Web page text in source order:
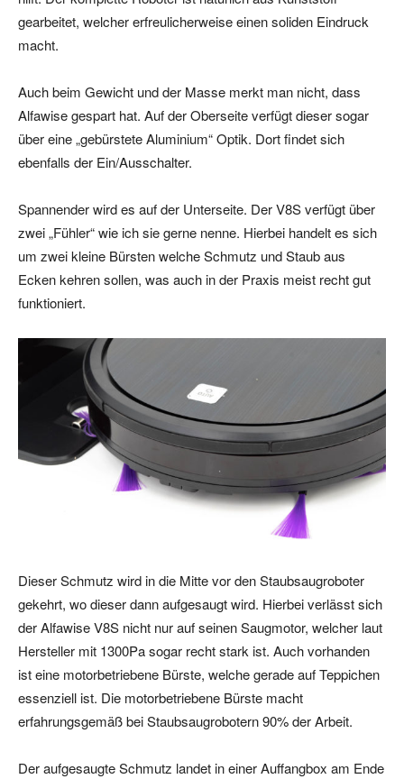
gearbeitet, welcher erfreulicherweise einen soliden Eindruck
macht.
Auch beim Gewicht und der Masse merkt man nicht, dass
Alfawise gespart hat. Auf der Oberseite verfügt dieser sogar
über eine „gebürstete Aluminium“ Optik. Dort findet sich
ebenfalls der Ein/Ausschalter.
Spannender wird es auf der Unterseite. Der V8S verfügt über
zwei „Fühler“ wie ich sie gerne nenne. Hierbei handelt es sich
um zwei kleine Bürsten welche Schmutz und Staub aus
Ecken kehren sollen, was auch in der Praxis meist recht gut
funktioniert.
Dieser Schmutz wird in die Mitte vor den Staubsaugroboter
gekehrt, wo dieser dann aufgesaugt wird. Hierbei verlässt sich
der Alfawise V8S nicht nur auf seinen Saugmotor, welcher laut
Hersteller mit 1300Pa sogar recht stark ist. Auch vorhanden
ist eine motorbetriebene Bürste, welche gerade auf Teppichen
essenziell ist. Die motorbetriebene Bürste macht
erfahrungsgemäß bei Staubsaugrobotern 90% der Arbeit.
Der aufgesaugte Schmutz landet in einer Auffangbox am Ende